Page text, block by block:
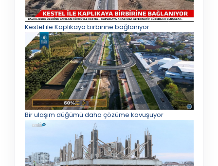
Kestel ile Kaplıkaya birbirine bağlanıyor
Bir ulaşım düğümü daha çözüme kavuşuyor